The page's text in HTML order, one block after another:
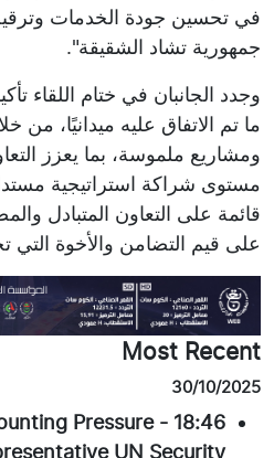
في تحسين جودة الخدمات
جمهورية تشاد الشقيقة".
وجدد الجانبان في ختام اللقاء
ما تم الاتفاق عليه ميدانيًا،
ومشاريع ملموسة، بما يعزز
مستوى شراكة استراتيجية
قائمة على التعاون المتبادل
على قيم التضامن والأخوة التي
Most Recent
30/10/2025
18:46
-
Pressure
UN Security